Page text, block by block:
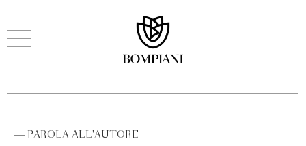
— PAROLA ALL'AUTORE